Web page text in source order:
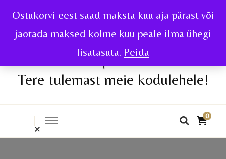
Ostukorvi eest saad maksta kuu aja pärast või
jaotada maksed kolme kuu peale ilma ühegi
lisatasuta. Peida
Tere tulemast meie kodulehele!
0